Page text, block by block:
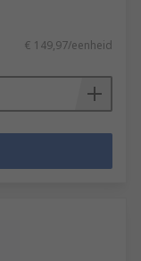
€ 149,97/eenheid